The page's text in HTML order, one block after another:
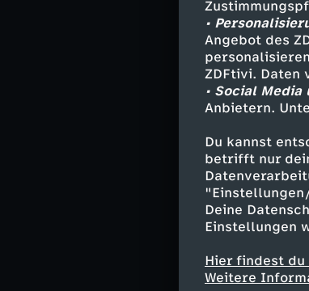
•
Angebot des
ZDFtivi. Daten
• Social
Anbietern.
Du kannst
betrifft nur
Deine
Einstellungen
Hier findest du
Weitere
Nach
der
zum 18.
Bayern-
diesmal
Die
Fofana),